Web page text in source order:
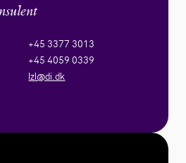
+45 3377 3013
+45 4059 0339
lzl@di.dk